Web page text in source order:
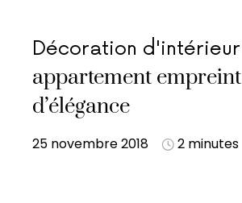
Décoration d'intérieur
appartement empreint
d’élégance
25 novembre 2018 2 minutes